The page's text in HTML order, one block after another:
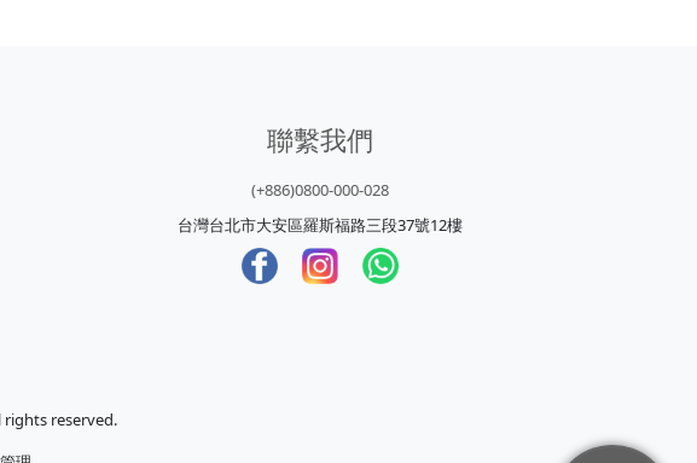
聯繫我們
(+886)0800-000-028
台灣台北市大安區羅斯福路三段37號12樓
rights reserved.